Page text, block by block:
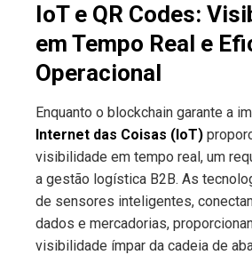
IoT e QR Codes:
em Tempo Real e
Operacional
Enquanto o blockchain garante a
Internet das Coisas (IoT)
visibilidade em tempo real, um
a gestão logística B2B. As
de sensores inteligentes,
dados e mercadorias,
visibilidade ímpar da cadeia de